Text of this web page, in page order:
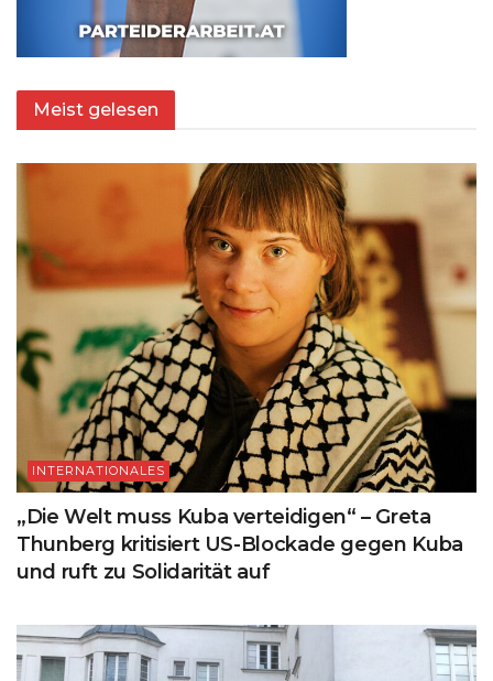
Meist gelesen
INTERNATIONALES
„Die Welt muss Kuba verteidigen“ – Greta
Thunberg kritisiert US-Blockade gegen Kuba
und ruft zu Solidarität auf